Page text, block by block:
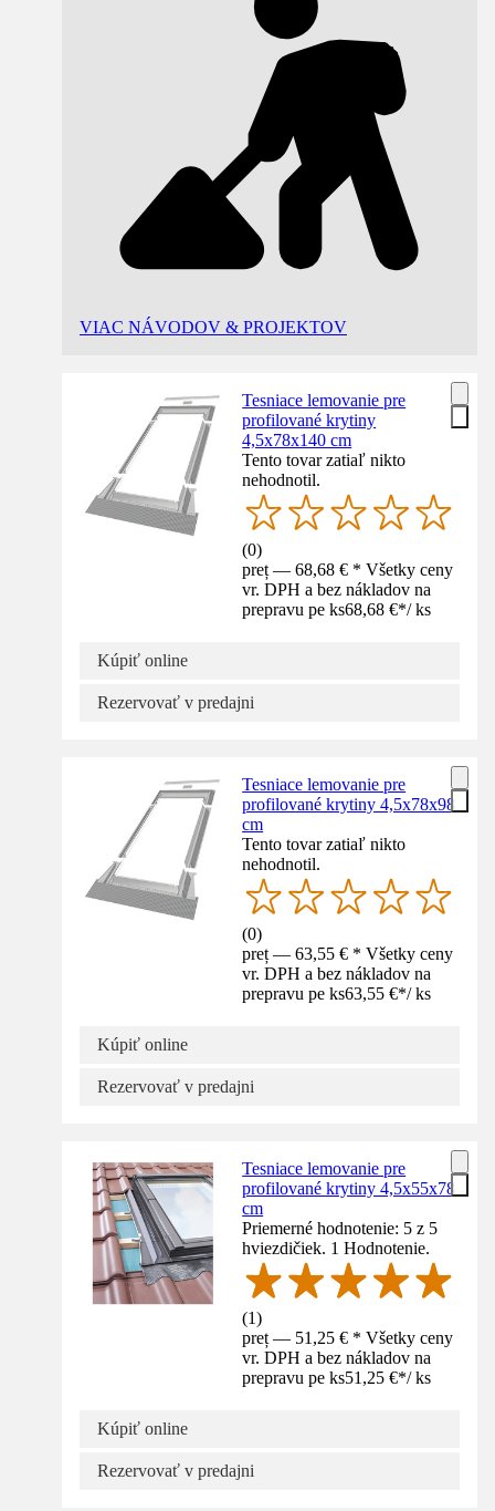
VIAC NÁVODOV & PROJEKTOV
Tesniace lemovanie pre
profilované krytiny
4,5x78x140 cm
Tento tovar zatiaľ nikto
nehodnotil.
(0)
preț — 68,68 € * Všetky ceny
vr. DPH a bez nákladov na
prepravu pe ks68,68 €*/ ks
Kúpiť online
Rezervovať v predajni
Tesniace lemovanie pre
profilované krytiny 4,5x78x98
cm
Tento tovar zatiaľ nikto
nehodnotil.
(0)
preț — 63,55 € * Všetky ceny
vr. DPH a bez nákladov na
prepravu pe ks63,55 €*/ ks
Kúpiť online
Rezervovať v predajni
Tesniace lemovanie pre
profilované krytiny 4,5x55x78
cm
Priemerné hodnotenie: 5 z 5
hviezdičiek. 1 Hodnotenie.
(1)
preț — 51,25 € * Všetky ceny
vr. DPH a bez nákladov na
prepravu pe ks51,25 €*/ ks
Kúpiť online
Rezervovať v predajni